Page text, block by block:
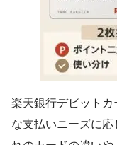
楽天銀行デビット
な支払いニーズに